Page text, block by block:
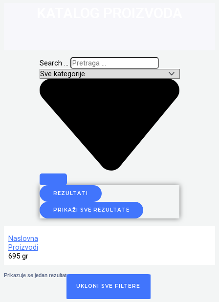
Search ...
REZULTATI
PRIKAŽI SVE REZULTATE
Naslovna
Proizvodi
695 gr
Prikazuje se jedan rezultat
UKLONI SVE FILTERE